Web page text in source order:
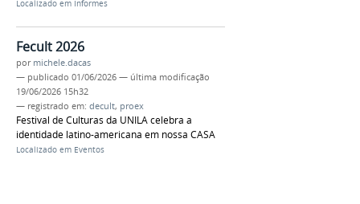
Localizado em Informes
Fecult 2026
por michele.dacas
— publicado 01/06/2026 — última modificação
19/06/2026 15h32
— registrado em: decult, proex
Festival de Culturas da UNILA celebra a
identidade latino-americana em nossa CASA
Localizado em Eventos